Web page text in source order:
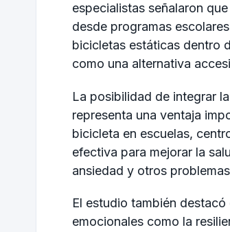
especialistas señalaron
desde programas
bicicletas estáticas dentro
como una alternativa
La posibilidad de integrar
representa una ventaja
bicicleta en escuelas,
efectiva para mejorar la
ansiedad y otros
El estudio también
emocionales como la